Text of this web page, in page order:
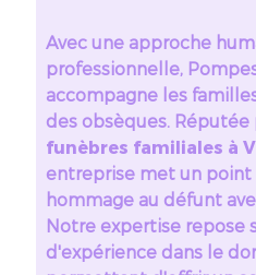
Avec une approche
professionnelle,
accompagne les
des obsèques. Réputée
funèbres familiales à
entreprise met un point
hommage au défunt
Notre expertise repose
d'expérience dans le